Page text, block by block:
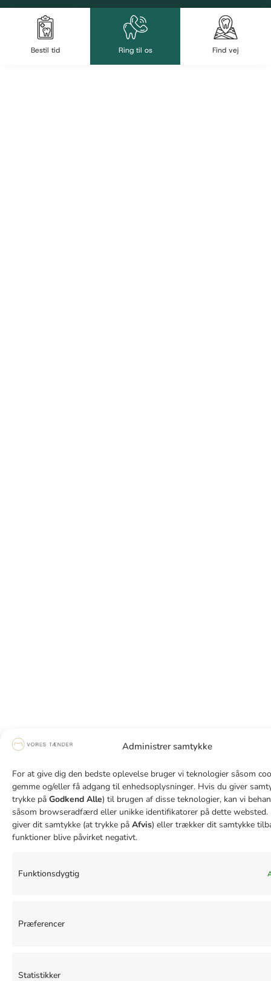
Administrer samtykke
For at give dig den bedste oplevelse bruger vi teknologier såsom
gemme og/eller få adgang til enhedsoplysninger. Hvis du giver
trykke på Godkend Alle) til brugen af disse teknologier, kan vi
såsom browseradfærd eller unikke identifikatorer på dette websted.
giver dit samtykke (at trykke på Afvis) eller trækker dit samtykke
funktioner blive påvirket negativt.
Funktionsdygtig
Præferencer
Statistikker
Bestil tid Ring til os Find vej